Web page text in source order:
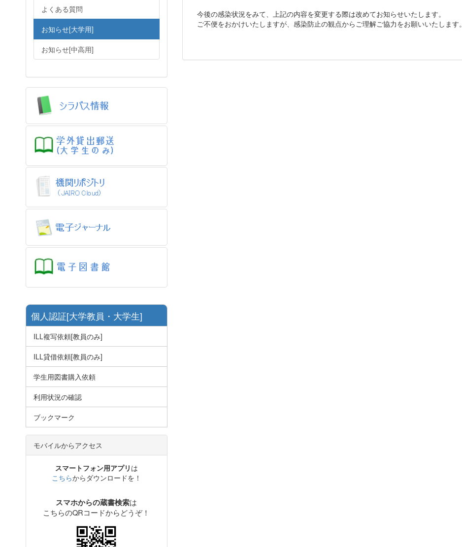
今後の感染状況をみて、上記の内容を変更する際は改めてお知らせいたします。
ご不便をおかけいたしますが、感染防止の観点からご理解ご協力をお願いいたします。
よくある質問
お知らせ[大学用]
お知らせ[中高用]
個人認証[大学教員・大学生]
ILL複写依頼[教員のみ]
ILL貸借依頼[教員のみ]
学生用図書購入依頼
利用状況の確認
ブックマーク
モバイルからアクセス
スマートフォン用アプリ は
こちらからダウンロードを！
スマホからの蔵書検索は
こちらのQRコードからどうぞ！